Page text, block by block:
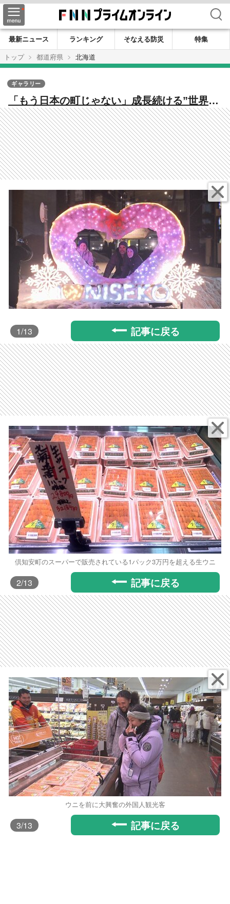
検索
最新ニュース ランキング そなえる防災
特集
トップ
都道府県 北海道
「もう日本の町じゃない」成長続ける”世界の
ニセコ”―時給高騰し人集められず…閉鎖する
介護事業所も
ギャラリー
1/13 記事に戻る
倶知安町のスーパーで販売されている1パック3万円を超える生ウニ
2/13 記事に戻る
ウニを前に大興奮の外国人観光客
3/13 記事に戻る